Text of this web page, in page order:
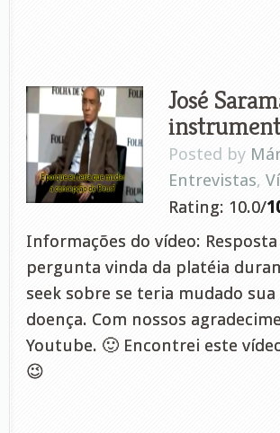
José
Posted by
Entrevistas,
Rating: 10.0/
Informações do vídeo:
pergunta vinda da platéia
seek sobre se teria mudado
doença. Com nossos
Youtube. 🙂 Encontrei este
😉